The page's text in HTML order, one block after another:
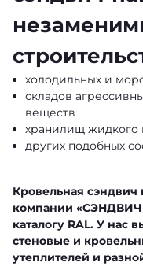
холодильных и
складов
веществ
хранилищ жидкого
других подобных
Кровельная сэндвич
компании
каталогу RAL. У нас
стеновые и
утеплителей и